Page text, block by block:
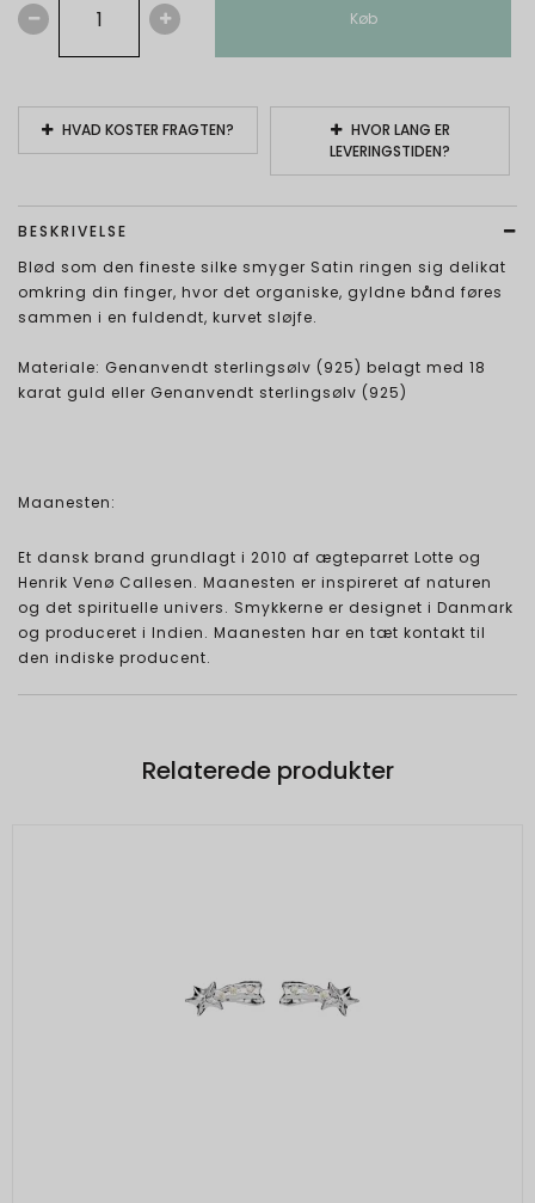
Køb
HVAD KOSTER FRAGTEN?
HVOR LANG ER
LEVERINGSTIDEN?
BESKRIVELSE
Blød som den fineste silke smyger Satin ringen sig delikat
omkring din finger, hvor det organiske, gyldne bånd føres
sammen i en fuldendt, kurvet sløjfe.
Materiale: Genanvendt sterlingsølv (925) belagt med 18
karat guld eller Genanvendt sterlingsølv (925)
Maanesten:
Et dansk brand grundlagt i 2010 af ægteparret Lotte og
Henrik Venø Callesen. Maanesten er inspireret af naturen
og det spirituelle univers. Smykkerne er designet i Danmark
og produceret i Indien. Maanesten har en tæt kontakt til
den indiske producent.
Relaterede produkter